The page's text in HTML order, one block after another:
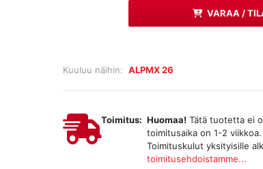
VARAA /
Kuuluu näihin: ALPMX 26
Toimitus: Huomaa! Tätä tuotetta ei
toimitusaika on 1-2 viikkoa.
Toimituskulut yksityisille
toimitusehdoistamme...